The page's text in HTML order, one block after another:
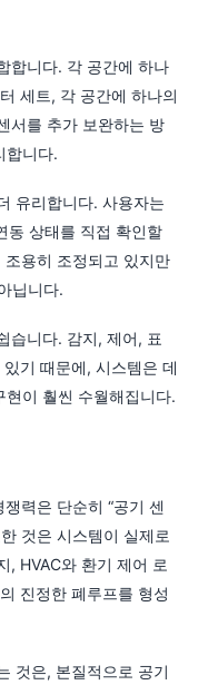
합니다. 각 공간에 하나
세트, 각 공간에 하나의
서를 추가 보완하는 방
합니다.
유리합니다. 사용자는
동 상태를 직접 확인할
조용히 조정되고 있지만
닙니다.
습니다. 감지, 제어, 표
기 때문에, 시스템은 데
이 훨씬 수월해집니다.
력은 단순히 “공기 센
것은 시스템이 실제로
, HVAC와 환기 제어 로
진정한 폐루프를 형성
것은, 본질적으로 공기